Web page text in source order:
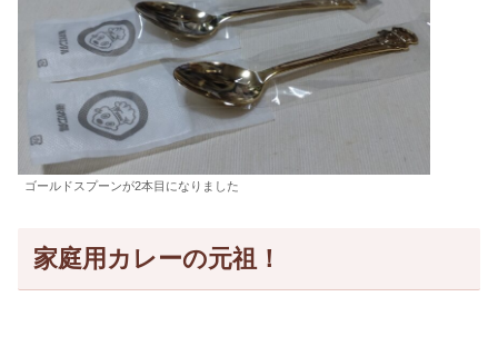
ゴールドスプーンが2本目になりました
家庭用カレーの元祖！